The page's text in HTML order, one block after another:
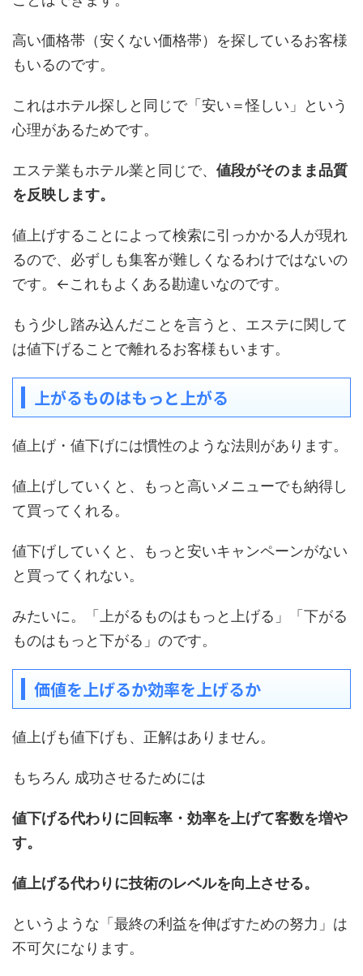
高い価格帯（安くない価格帯）を探しているお客様
もいるのです。
これはホテル探しと同じで「安い＝怪しい」という
心理があるためです。
エステ業もホテル業と同じで、 値段がそのまま品質
を反映します。
値上げすることによって検索に引っかかる人が現れ
るので、必ずしも集客が難しくなるわけではないの
です。←これもよくある勘違いなのです。
もう少し踏み込んだことを言うと、エステに関して
は値下げることで離れるお客様もいます。
上がるものはもっと上がる
値上げ・値下げには慣性のような法則があります。
値上げしていくと、もっと高いメニューでも納得し
て買ってくれる。
値下げしていくと、もっと安いキャンペーンがない
と買ってくれない。
みたいに。「上がるものはもっと上げる」「下がる
ものはもっと下がる」のです。
価値を上げるか効率を上げるか
値上げも値下げも、正解はありません。
もちろん 成功させるためには
値下げる代わりに回転率・効率を上げて客数を増や
す。
値上げる代わりに技術のレベルを向上させる。
というような「最終の利益を伸ばすための努力」は
不可欠になります。